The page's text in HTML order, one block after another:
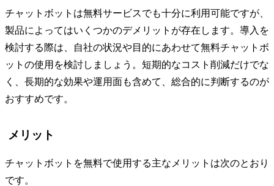
チャットボットは無料サービスでも十分に利用可能ですが、
製品によってはいくつかのデメリットが存在します。導入を
検討する際は、自社の状況や目的にあわせて無料チャットボ
ットの使用を検討しましょう。短期的なコスト削減だけでな
く、長期的な効果や運用面も含めて、総合的に判断するのが
おすすめです。
メリット
チャットボットを無料で使用する主なメリットは次のとおり
です。